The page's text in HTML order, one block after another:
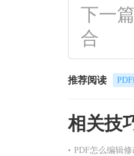
下一
合
推荐阅读
相关技
• PDF怎么编辑修